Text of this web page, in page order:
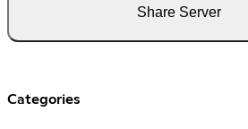
Share Server
Categories